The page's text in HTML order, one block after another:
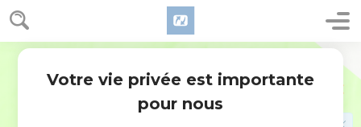
Osée 6
vous ai massacrés par mes paroles et le jugement a fondu
sur vous comme l’éclair.
Car je prends plaisir à l’amour bien plus qu’aux sacrifices, à
la connaissance de Dieu bien plus qu’aux *holocaustes.
Des choses horribles en Israël
Votre vie privée est importante
pour nous